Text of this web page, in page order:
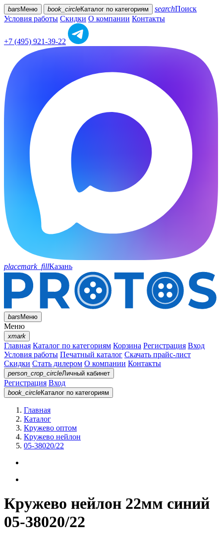
bars Меню book_circleКаталог по категориям searchПоиск
Условия работы Скидки О компании Контакты
+7 (495) 921-39-22
placemark_fillКазань
barsМеню
Меню
xmark
Главная Каталог по категориям Корзина Регистрация Вход
Условия работы Печатный каталог Скачать прайс-лист
Скидки Стать дилером О компании Контакты
person_crop_circleЛичный кабинет
Регистрация Вход
book_circleКаталог по категориям
Главная
Каталог
Кружево оптом
Кружево нейлон
05-38020/22
Кружево нейлон 22мм синий
05-38020/22